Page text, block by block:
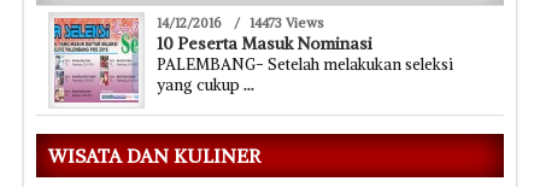
14/12/2016 / 14473 Views
10 Peserta Masuk Nominasi
PALEMBANG- Setelah melakukan seleksi
yang cukup ...
WISATA DAN KULINER